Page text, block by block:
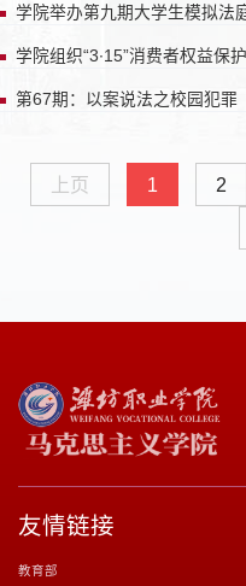
学院举办第九期大学生模拟法
学院组织“3∙15”消费者权益保
第67期：以案说法之校园犯罪
上页 1 2
友情链接
教育部